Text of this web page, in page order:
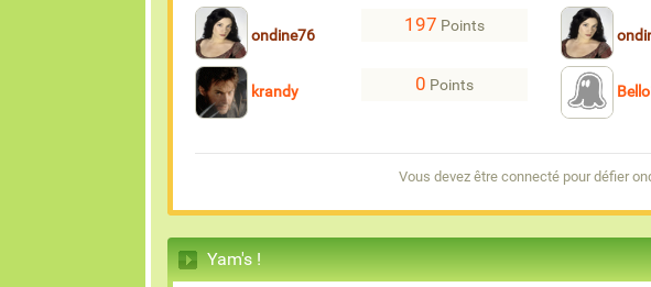
ondine76
197 Points
krandy 0 Points
Vous devez être connecté pour défier
Yam's !